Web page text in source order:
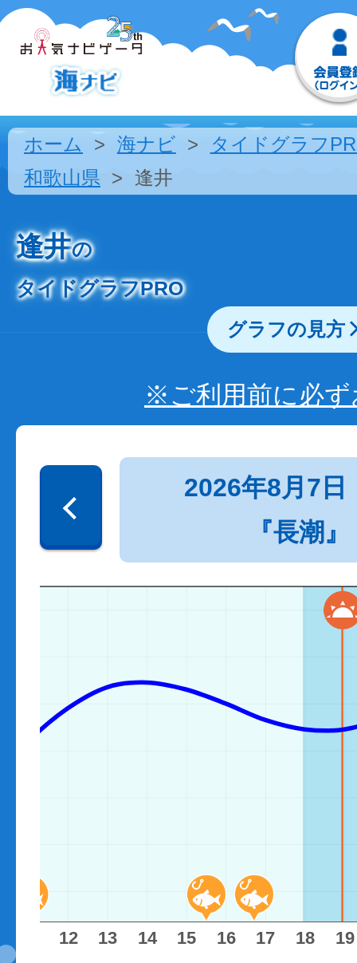
ホーム 海ナビ
タイドグラフ
和歌山県
逢井
逢井の
タイドグラフPRO
グラフの見方
※ご利用前に必
2026年8月7日
『長潮』
12 13 14 15 16 17 18 19